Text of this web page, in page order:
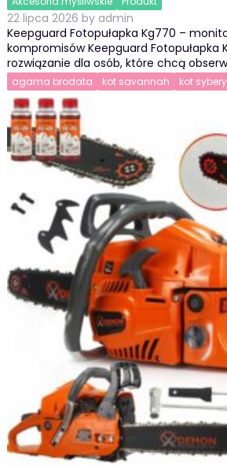
22 lipca 2026 by admin
Keepguard Fotopułapka Kg770 –
kompromisów Keepguard Fotopułapka
rozwiązanie dla osób, które chcą
agama brodata kot savannah kot